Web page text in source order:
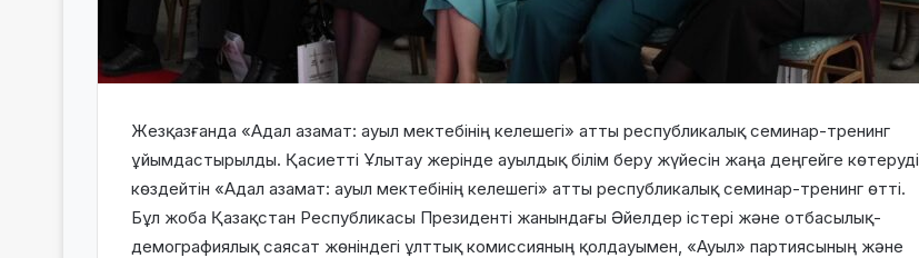
Жезқазғанда «Адал азамат: ауыл мектебінің келешегі» атты республикалық семинар-тренинг
ұйымдастырылды. Қасиетті Ұлытау жерінде ауылдық білім беру жүйесін жаңа деңгейге көтеруді
көздейтін «Адал азамат: ауыл мектебінің келешегі» атты республикалық семинар-тренинг өтті.
Бұл жоба Қазақстан Республикасы Президенті жанындағы Әйелдер істері және отбасылық-
демографиялық саясат жөніндегі ұлттық комиссияның қолдауымен, «Ауыл» партиясының және